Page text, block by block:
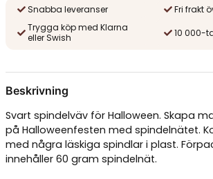
Snabba leveranser
Fri frakt
Trygga köp med Klarna
eller Swish
10 000-
Beskrivning
Svart spindelväv för Halloween. Skapa
på Halloweenfesten med spindelnätet.
med några läskiga spindlar i plast.
innehåller 60 gram spindelnät.